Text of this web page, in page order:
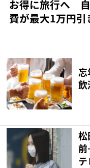
お得に旅行へ
費が最大1万円引
飲